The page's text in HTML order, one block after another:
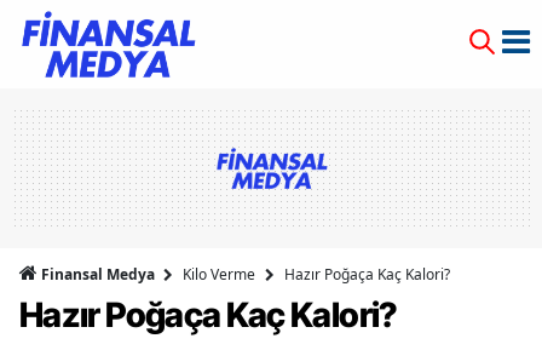
Finansal Medya Kilo Verme Hazır Poğaça Kaç Kalori?
Hazır Poğaça Kaç Kalori?